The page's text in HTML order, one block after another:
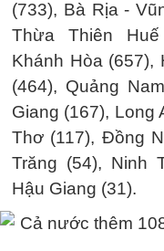
(733), Bà Rịa -
Thừa Thiên
Khánh Hòa (657),
(464), Quảng
Giang (167), Long
Thơ (117), Đồng
Trăng (54), Ninh
Hậu Giang (31).